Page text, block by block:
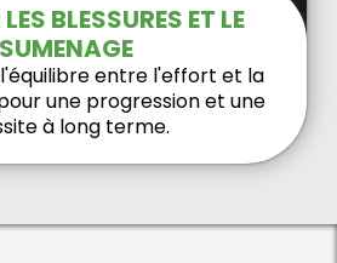
BLESSURES ET LE
SUMENAGE
entre l'effort et la
une progression et une
à long terme.